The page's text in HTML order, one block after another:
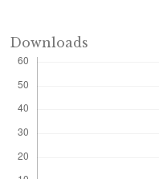
Downloads